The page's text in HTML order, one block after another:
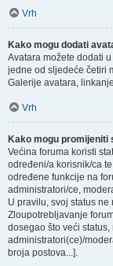
Vrh
Kako mogu dodati
Avatara možete dodati
jedne od sljedeće četiri
Galerije avatara,
Vrh
Kako mogu promijeniti
Većina foruma koristi
određeni/a korisnik/ca
određene funkcije na
administratori/ce,
U pravilu, svoj status
Zloupotrebljavanje
dosegao što veći
administratori(ce)/
broja postova...].